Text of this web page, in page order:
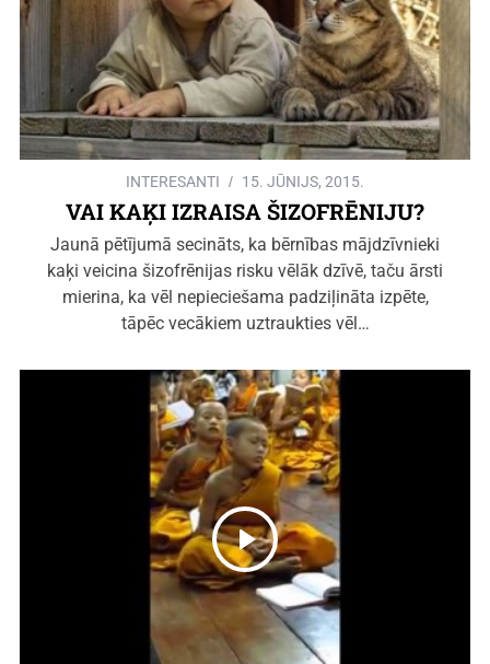
INTERESANTI 15. JŪNIJS, 2015.
VAI KAĶI IZRAISA ŠIZOFRĒNIJU?
Jaunā pētījumā secināts, ka bērnības mājdzīvnieki
kaķi veicina šizofrēnijas risku vēlāk dzīvē, taču ārsti
mierina, ka vēl nepieciešama padziļināta izpēte,
tāpēc vecākiem uztraukties vēl…